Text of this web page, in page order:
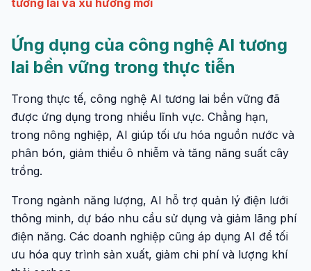
tương lai và xu hướng mới
Ứng dụng của công nghệ AI tương
lai bền vững trong thực tiễn
Trong thực tế, công nghệ AI tương lai bền vững đã
được ứng dụng trong nhiều lĩnh vực. Chẳng hạn,
trong nông nghiệp, AI giúp tối ưu hóa nguồn nước và
phân bón, giảm thiểu ô nhiễm và tăng năng suất cây
trồng.
Trong ngành năng lượng, AI hỗ trợ quản lý điện lưới
thông minh, dự báo nhu cầu sử dụng và giảm lãng phí
điện năng. Các doanh nghiệp cũng áp dụng AI để tối
ưu hóa quy trình sản xuất, giảm chi phí và lượng khí